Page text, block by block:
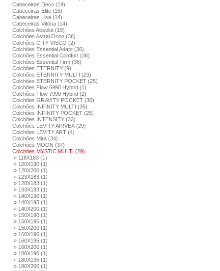
Cabeceiras Deco (14)
Cabeceiras Elite (15)
Cabeceiras Lisa (14)
Cabeceiras Vitória (14)
Colchões Absolut (19)
Colchões Astral Orion (36)
Colchões CITY VISCO (2)
Colchões Essential Adapt (36)
Colchões Essential Comfort (36)
Colchões Essential Firm (36)
Colchões ETERNITY (9)
Colchões ETERNITY MULTI (23)
Colchões ETERNITY POCKET (25)
Colchões Flow 6990 Hybrid (1)
Colchões Flow 7990 Hybrid (2)
Colchões GRAVITY POCKET (30)
Colchões INFINITY MULTI (35)
Colchões INFINITY POCKET (25)
Colchões INTENSITY (33)
Colchões LEVITY AIRVEX (29)
Colchões LEVITY ART (4)
Colchões Mira (34)
Colchões MOON (37)
Colchões MYSTIC MULTI (29)
» 118X183 (1)
» 120X190 (1)
» 120X200 (1)
» 123X183 (1)
» 128X183 (1)
» 133X183 (1)
» 140X190 (1)
» 140X195 (1)
» 140X200 (1)
» 150X190 (1)
» 150X195 (1)
» 150X200 (1)
» 160X190 (1)
» 160X195 (1)
» 160X200 (1)
» 180X190 (1)
» 180X195 (1)
» 180X200 (1)